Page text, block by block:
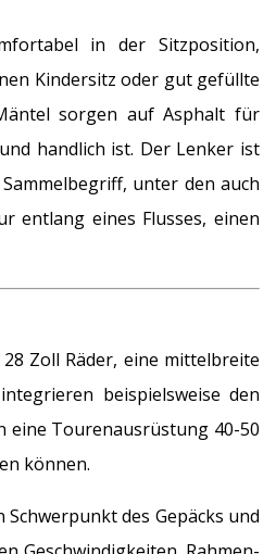
in der Sitzposition,
Kindersitz oder gut gefüllte
sorgen auf Asphalt für
handlich ist. Der Lenker ist
unter den auch
entlang eines Flusses, einen
Zoll Räder, eine mittelbreite
beispielsweise den
eine Tourenausrüstung 40-50
können.
des Gepäcks und